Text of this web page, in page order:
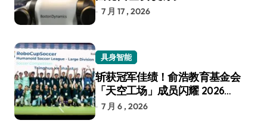
7 月 17 , 2026
具身智能
斩获冠军佳绩！俞浩教育基金会
「天空工场」成员闪耀 2026
RoboCup 机器人世界杯
7 月 6 , 2026